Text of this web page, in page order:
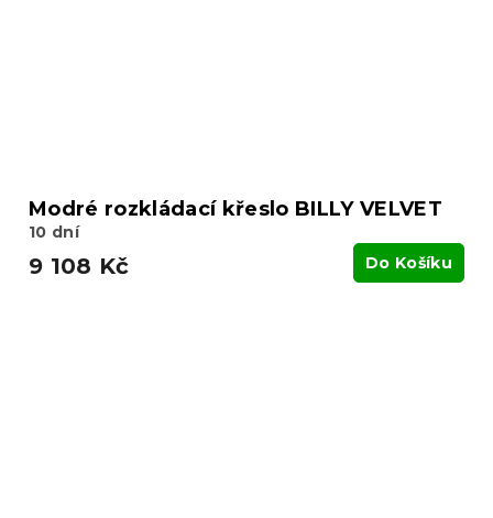
Modré rozkládací křeslo BILLY VELVET
10 dní
9 108 Kč Do Košíku